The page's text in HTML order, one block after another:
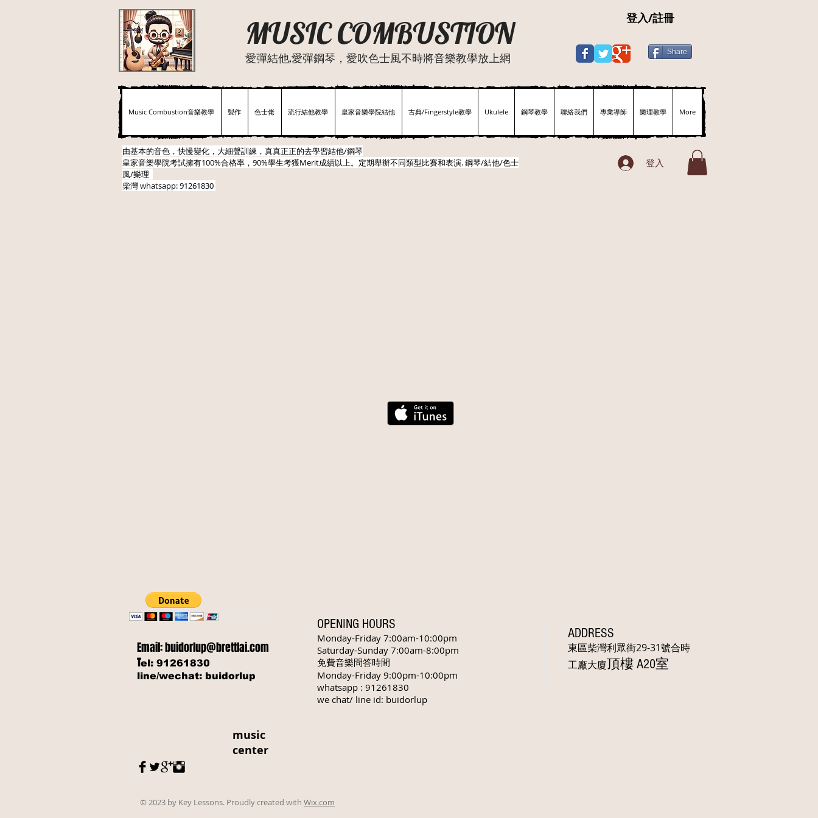
MUSIC COMBUSTION
愛彈結他,愛彈鋼琴，愛吹色士風不時將音樂教學放上網
登入/註冊
Share
Music Combustion音樂教學 製作 色士佬 流行結他教學 皇家音樂學院結他 古典/Fingerstyle教學 Ukulele 鋼琴教學 聯絡我們 專業導師 樂理教學 More
由基本的音色，快慢變化，大細聲訓練，真真正正的去學習結他/鋼琴
皇家音樂學院考試擁有100%合格率，90%學生考獲Merit成績以上。定期舉辦不同類型比賽和表演.​ 鋼琴/結他/色士
風/樂理
柴灣whatsapp: 91261830
登入
Email:buidorlup@brettlai.com
Tel: 91261830
line/wechat: buidorlup
OPENING HOURS
Monday-Friday 7:00am-10:00pm
​Saturday-Sunday 7:00am-8:00pm
免費音樂問答時間
Monday-Friday 9:00pm-10:00pm
whatsapp : 91261830
we chat/ line id: buidorlup
ADDRESS
東區柴灣利眾街29-31號合時
工廠大廈頂樓 A20室
music
center
© 2023 by Key Lessons. Proudly created with Wix.com